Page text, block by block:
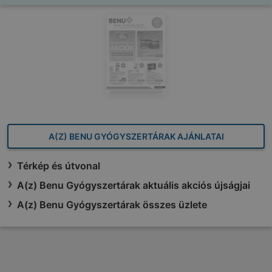
A(Z) BENU GYÓGYSZERTÁRAK AJÁNLATAI
Térkép és útvonal
A(z) Benu Gyógyszertárak aktuális akciós újságjai
A(z) Benu Gyógyszertárak összes üzlete